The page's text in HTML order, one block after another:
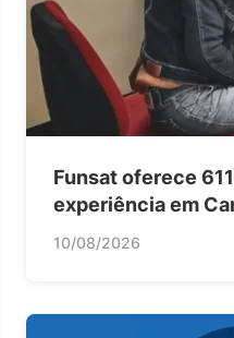
Funsat oferece
experiência em
10/08/2026